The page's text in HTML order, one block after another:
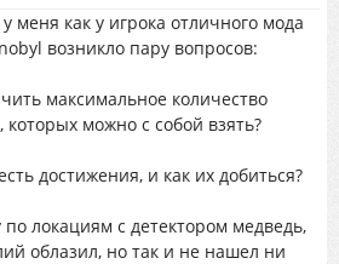
меня как у игрока отличного мода
возникло пару вопросов:
максимальное количество
которых можно с собой взять?
достижения, и как их добиться?
локациям с детектором медведь,
облазил, но так и не нашел ни